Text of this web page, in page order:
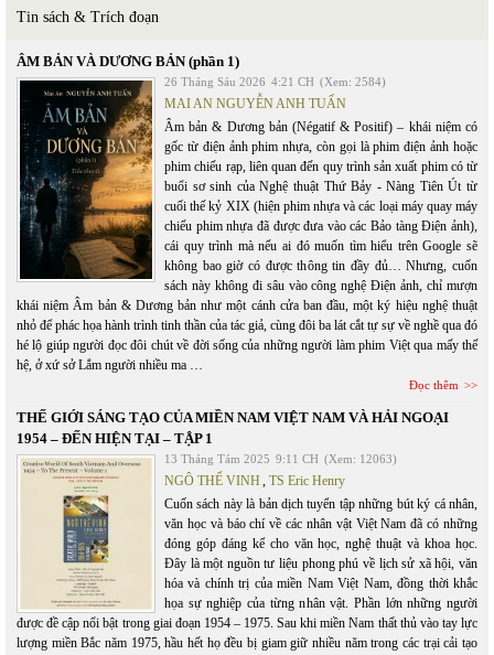
Tin sách & Trích đoạn
ÂM BẢN VÀ DƯƠNG BẢN (phần 1)
26 Tháng Sáu 2026 4:21 CH (Xem: 2584)
MAI AN NGUYỄN ANH TUẤN
Âm bản & Dương bản (Négatif & Positif) – khái niệm có
gốc từ điện ảnh phim nhựa, còn gọi là phim điện ảnh hoặc
phim chiếu rạp, liên quan đến quy trình sản xuất phim có từ
buổi sơ sinh của Nghệ thuật Thứ Bảy - Nàng Tiên Út từ
cuối thế kỷ XIX (hiện phim nhựa và các loại máy quay máy
chiếu phim nhựa đã được đưa vào các Bảo tàng Điện ảnh),
cái quy trình mà nếu ai đó muốn tìm hiểu trên Google sẽ
không bao giờ có được thông tin đầy đủ… Nhưng, cuốn
sách này không đi sâu vào công nghệ Điện ảnh, chỉ mượn
khái niệm Âm bản & Dương bản như một cánh cửa ban đầu, một ký hiệu nghệ thuật
nhỏ để phác họa hành trình tinh thần của tác giả, cùng đôi ba lát cắt tự sự về nghề qua đó
hé lộ giúp người đọc đôi chút về đời sống của những người làm phim Việt qua mấy thế
hệ, ở xứ sở Lắm người nhiều ma …
Đọc thêm
THẾ GIỚI SÁNG TẠO CỦA MIỀN NAM VIỆT NAM VÀ HẢI NGOẠI
1954 – ĐẾN HIỆN TẠI – TẬP 1
13 Tháng Tám 2025 9:11 CH (Xem: 12063)
NGÔ THẾ VINH TS Eric Henry
Cuốn sách này là bản dịch tuyển tập những bút ký cá nhân,
văn học và báo chí về các nhân vật Việt Nam đã có những
đóng góp đáng kể cho văn học, nghệ thuật và khoa học.
Đây là một nguồn tư liệu phong phú về lịch sử xã hội, văn
hóa và chính trị của miền Nam Việt Nam, đồng thời khắc
họa sự nghiệp của từng nhân vật. Phần lớn những người
được đề cập nổi bật trong giai đoạn 1954 – 1975. Sau khi miền Nam thất thủ vào tay lực
lượng miền Bắc năm 1975, hầu hết họ đều bị giam giữ nhiều năm trong các trại cải tạo